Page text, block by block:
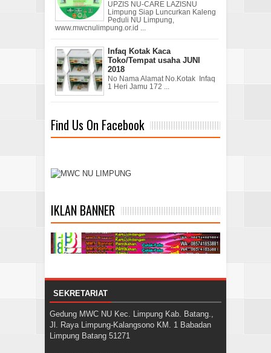
UPZIS NU-CARE LAZISNU
Limpung Siap Luncurkan Kaleng
Peduli NU Limpung,
www.mwcnulimpung.or.id ...
Infaq Kotak Kaca
Toko/Tempat usaha JUNI
2018
No Nama Alamat No.Kotak Infaq
1 Heri Jamu 172 ...
Find Us On Facebook
IKLAN BANNER
SEKRETARIAT
Gedung MWC NU Kec. Limpung Kab. Batang.,
Jl. Raya Limpung-Kalangsono KM. 1 Babadan
Limpung Batang 51271